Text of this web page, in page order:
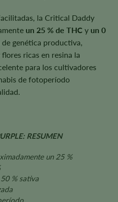
la Critical Daddy
un 25 % de THC y un 0
de genética productiva,
ricas en resina la
para los cultivadores
de fotoperíodo
RESUMEN
un 25 %
% sativa